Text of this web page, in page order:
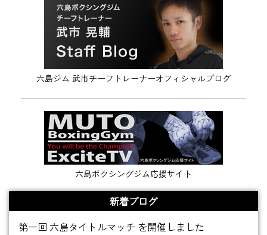
六島ジム 武市チーフトレーナーオフィシャルブログ
六島ボクシングジム応援サイト
新着ブログ
第一回 六島タイトルマッチ を開催しました